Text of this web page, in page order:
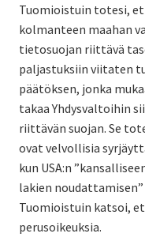
Tuomioistuin totesi,
kolmanteen maahan
tietosuojan riittävä
paljastuksiin viitaten
päätöksen, jonka
takaa Yhdysvaltoihin
riittävän suojan. Se
ovat velvollisia
kun USA:n
lakien
Tuomioistuin katsoi,
perusoikeuksia.